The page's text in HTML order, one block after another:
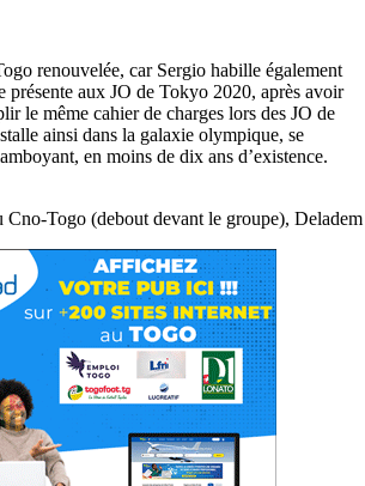
renouvelée, car Sergio habille également
présente aux JO de Tokyo 2020, après avoir
le même cahier de charges lors des JO de
ainsi dans la galaxie olympique, se
en moins de dix ans d’existence.
Cno-Togo (debout devant le groupe),